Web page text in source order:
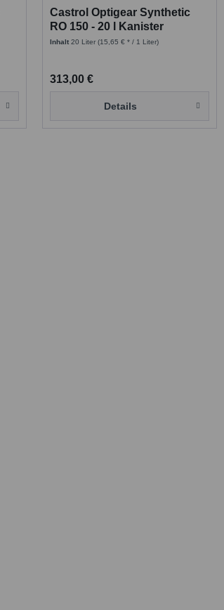
Castrol Optigear Synthetic
RO 150 - 20 l Kanister
Inhalt 20 Liter (15,65 € * / 1 Liter)
313,00 €
Details